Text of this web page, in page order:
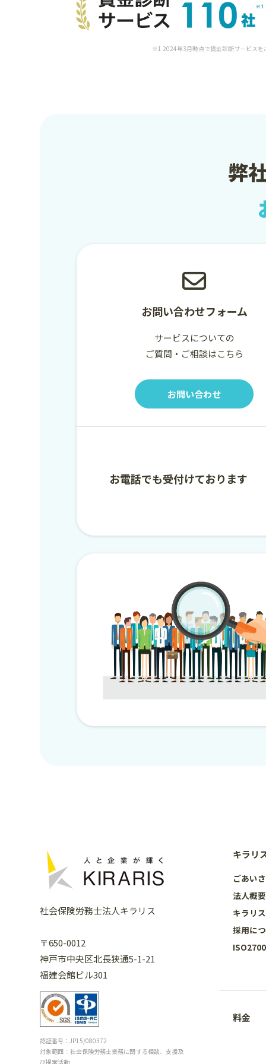
※1 2024年3月時点で賃金診断サービス
弊
お問い合わせフォーム
サービスについての
ご質問・ご相談はこちら
お問い合わせ
お電話でも受付けております
社会保険労務士法人キラリス
〒650-0012
神戸市中央区北長狭通5-1-21
福建会館ビル301
認証番号：JP15/080372
対象範囲：社会保険労務士業務に関する相談、支援及
び提案活動
キラリ
ごあい
法人概要
キラリ
採用に
料金